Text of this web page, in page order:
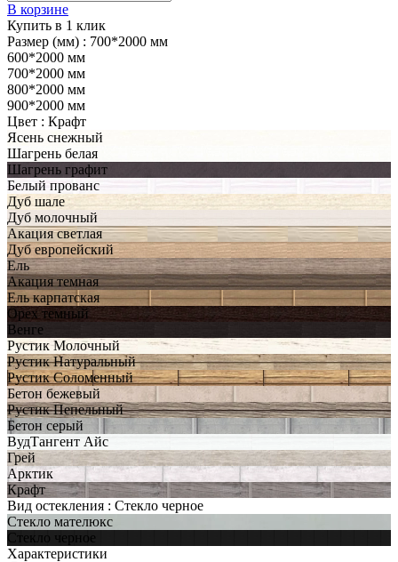
В корзине
Купить в 1 клик
Размер (мм) : 700*2000 мм
600*2000 мм
700*2000 мм
800*2000 мм
900*2000 мм
Цвет : Крафт
Ясень снежный
Шагрень белая
Шагрень графит
Белый прованс
Дуб шале
Дуб молочный
Акация светлая
Дуб европейский
Ель
Акация темная
Ель карпатская
Орех темный
Венге
Рустик Молочный
Рустик Натуральный
Рустик Соломенный
Бетон бежевый
Рустик Пепельный
Бетон серый
ВудТангент Айс
Грей
Арктик
Крафт
Вид остекления : Стекло черное
Стекло мателюкс
Стекло черное
Характеристики